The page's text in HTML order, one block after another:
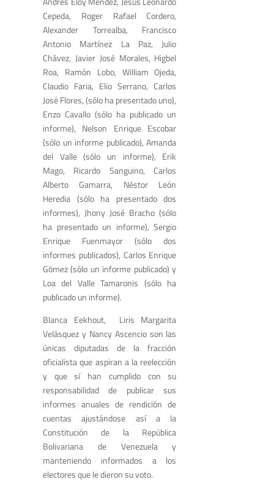
Cepeda, Roger Rafael Cordero,
Alexander Torrealba, Francisco
Antonio Martínez La Paz, Julio
Chávez, Javier José Morales, Higbel
Roa, Ramón Lobo, William Ojeda,
Claudio Faria, Elio Serrano, Carlos
José Flores, (sólo ha presentado uno),
Enzo Cavallo (sólo ha publicado un
informe), Nelson Enrique Escobar
(sólo un informe publicado), Amanda
del Valle (sólo un informe), Erik
Mago, Ricardo Sanguino, Carlos
Alberto Gamarra, Néstor León
Heredia (sólo ha presentado dos
informes), Jhony José Bracho (sólo
ha presentado un informe), Sergio
Enrique Fuenmayor (sólo dos
informes publicados), Carlos Enrique
Gómez (sólo un informe publicado) y
Loa del Valle Tamaronis (sólo ha
publicado un informe).
Blanca Eekhout, Liris Margarita
Velásquez y Nancy Ascencio son las
únicas diputadas de la fracción
oficialista que aspiran a la reelección
y que sí han cumplido con su
responsabilidad de publicar sus
informes anuales de rendición de
cuentas ajustándose así a la
Constitución de la República
Bolivariana de Venezuela y
manteniendo informados a los
electores que le dieron su voto.